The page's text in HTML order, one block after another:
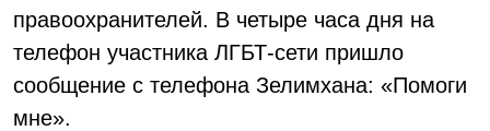
правоохранителей. В четыре часа дня на
телефон участника ЛГБТ-сети пришло
сообщение с телефона Зелимхана: «Помоги
мне».